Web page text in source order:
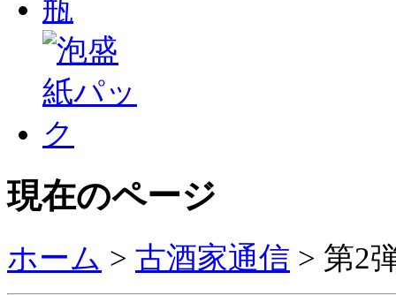
現在のページ
ホーム > 古酒家通信 > 第2